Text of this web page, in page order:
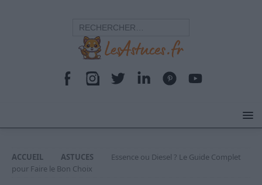
ACCUEIL ASTUCES
Essence ou Diesel ? Le Guide Complet
pour Faire le Bon Choix